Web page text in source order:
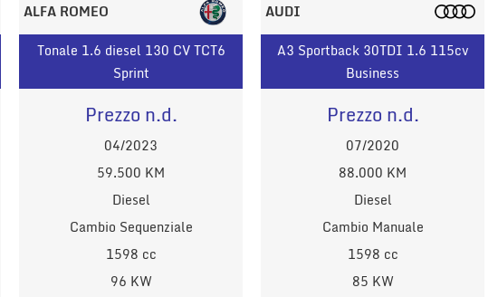
ALFA ROMEO
Tonale 1.6 diesel 130 CV TCT6
Sprint
Prezzo n.d.
04/2023
59.500 KM
Diesel
Cambio Sequenziale
1598 cc
96 KW
AUDI
A3 Sportback 30TDI 1.6 115cv
Business
Prezzo n.d.
07/2020
88.000 KM
Diesel
Cambio Manuale
1598 cc
85 KW